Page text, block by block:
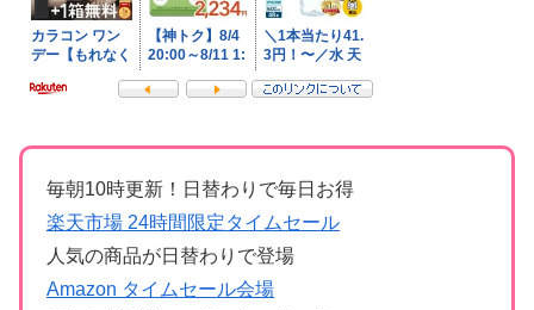
毎朝10時更新！日替わりで毎日お得
楽天市場 24時間限定タイムセール
人気の商品が日替わりで登場
Amazon タイムセール会場